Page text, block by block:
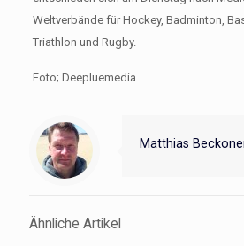
Weltverbände für Hockey, Badminton,
Triathlon und Rugby.
Foto; Deepluemedia
Matthias
Ähnliche Artikel